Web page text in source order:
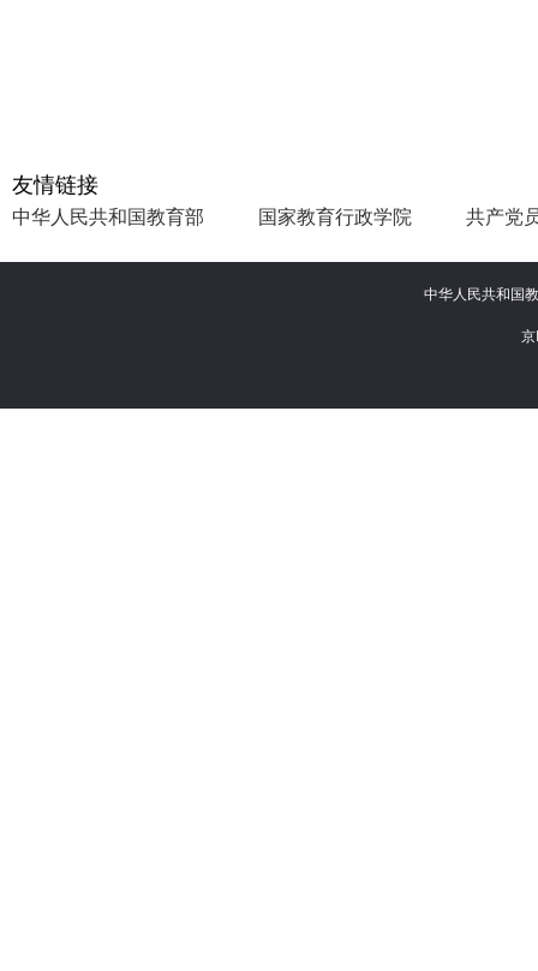
友情链接
中华人民共和国教育部 国家教育行政学院 共产党
中华人民共和